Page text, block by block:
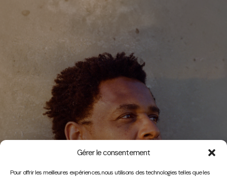
Gérer le consentement
Pour offrir les meilleures expériences, nous utilisons des technologies telles que les